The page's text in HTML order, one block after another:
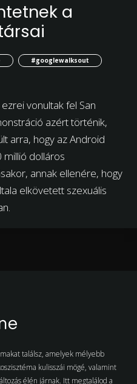
a
#googlewalksout
vonultak fel San
azért történik,
arra, hogy az Android
millió dolláros
annak ellenére, hogy
elkövetett szexuális
találsz, amelyek mélyebb
kulisszái mögé, valamint
élén járnak. Itt megtalálod a